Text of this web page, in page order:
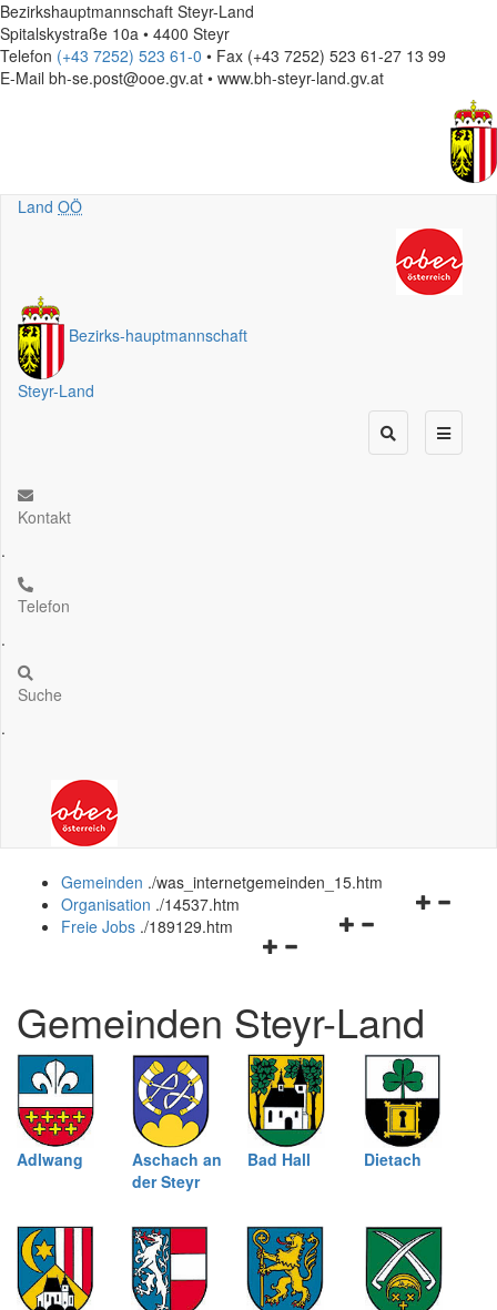
Bezirkshauptmannschaft Steyr-Land
Spitalskystraße 10a • 4400 Steyr
Telefon (+43 7252) 523 61-0 • Fax (+43 7252) 523 61-27 13 99
E-Mail bh-se.post@ooe.gv.at • www.bh-steyr-land.gv.at
Land OÖ
Bezirks-hauptmannschaft
Steyr-Land
Kontakt
.
Telefon
.
Suche
.
Gemeinden ./was_internetgemeinden_15.htm
Navigationsmenü
Organisation ./14537.htm
Navigationsmenü
schließen
Freie Jobs ./189129.htm
Gemeinden Steyr-Land
Adlwang
Aschach an
der Steyr
Bad Hall Dietach